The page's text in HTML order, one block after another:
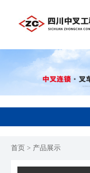
首页 > 产品展示